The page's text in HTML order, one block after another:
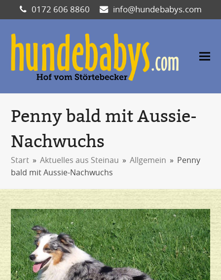
0172 606 8860 info@hundebabys.com
Penny bald mit Aussie-
Nachwuchs
Start » Aktuelles aus Steinau » Allgemein » Penny
bald mit Aussie-Nachwuchs